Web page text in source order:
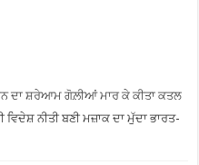
ਦਾ ਸ਼ਰੇਆਮ ਗੋਲ਼ੀਆਂ ਮਾਰ ਕੇ ਕੀਤਾ ਕਤਲ
ਨੀਤੀ ਬਣੀ ਮਜ਼ਾਕ ਦਾ ਮੁੱਦਾ ਭਾਰਤ-